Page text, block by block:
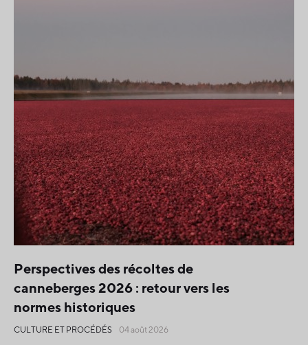
Perspectives des récoltes de
canneberges 2026 : retour vers les
normes historiques
CULTURE ET PROCÉDÉS 04 août 2026